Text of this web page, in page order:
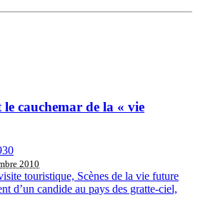
le cauchemar de la « vie
2010
touristique, Scènes de la vie future
d’un candide au pays des gratte-ciel,